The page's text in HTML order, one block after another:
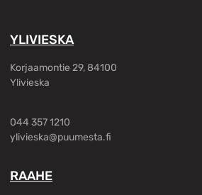
YLIVIESKA
Korjaamontie 29, 84100
Ylivieska
044 357 1210
ylivieska@puumesta.fi
RAAHE